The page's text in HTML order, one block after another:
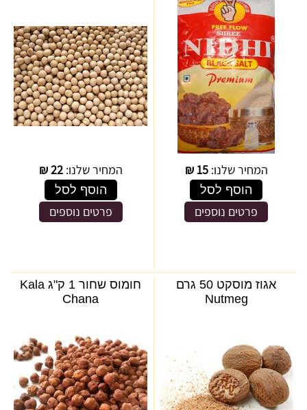
המחיר שלנו:15
₪
הוסף לסל
פרטים נוספים
המחיר שלנו:22
₪
הוסף לסל
פרטים נוספים
אגוז מוסקט 50 גרם
Nutmeg
חומוס שחור 1 ק"ג Kala
Chana